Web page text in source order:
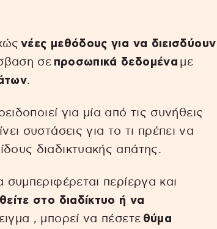
νέες μεθόδους για να διεισδύουν
σε προσωπικά δεδομένα με
.
για μία από τις συνήθεις
συστάσεις για το τι πρέπει να
διαδικτυακής απάτης.
συμπεριφέρεται περίεργα και
στο διαδίκτυο ή να
, μπορεί να πέσετε θύμα